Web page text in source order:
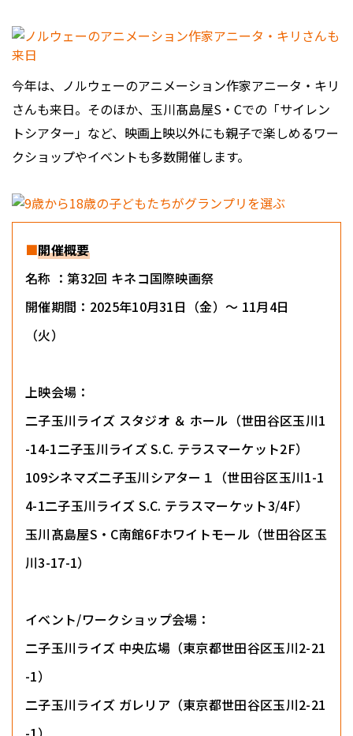
今年は、ノルウェーのアニメーション作家アニータ・キリ
さんも来日。そのほか、玉川髙島屋S・Cでの「サイレン
トシアター」など、映画上映以外にも親子で楽しめるワー
クショップやイベントも多数開催します。
■開催概要
名称 ：第32回 キネコ国際映画祭
開催期間：2025年10月31日（金）～ 11月4日
（火）
上映会場：
二子玉川ライズ スタジオ ＆ ホール（世田谷区玉川1
-14-1二子玉川ライズ S.C. テラスマーケット2F）
109シネマズ二子玉川シアター１（世田谷区玉川1-1
4-1二子玉川ライズ S.C. テラスマーケット3/4F）
玉川髙島屋S・C南館6Fホワイトモール（世田谷区玉
川3-17-1）
イベント/ワークショップ会場：
二子玉川ライズ 中央広場（東京都世田谷区玉川2-21
-1）
二子玉川ライズ ガレリア（東京都世田谷区玉川2-21